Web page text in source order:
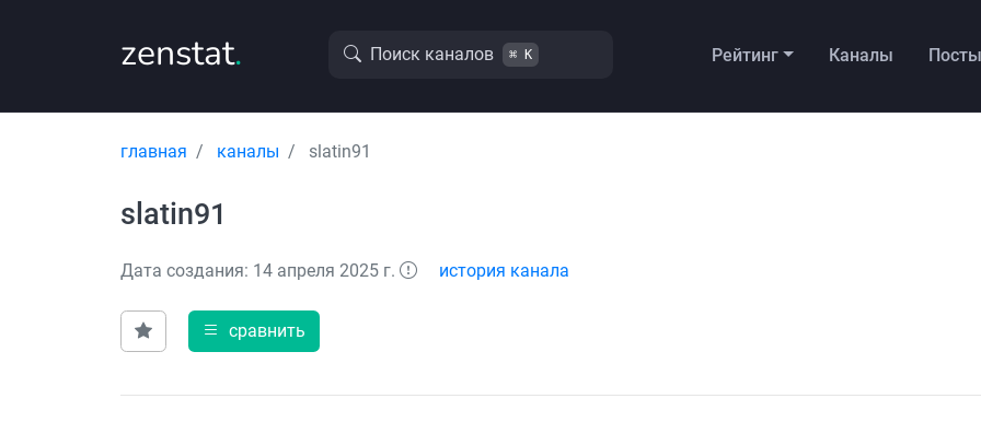
zenstat. Поиск каналов ⌘ K Рейтинг Каналы Посты
главная каналы slatin91
slatin91
Дата создания: 14 апреля 2025 г. история канала
сравнить